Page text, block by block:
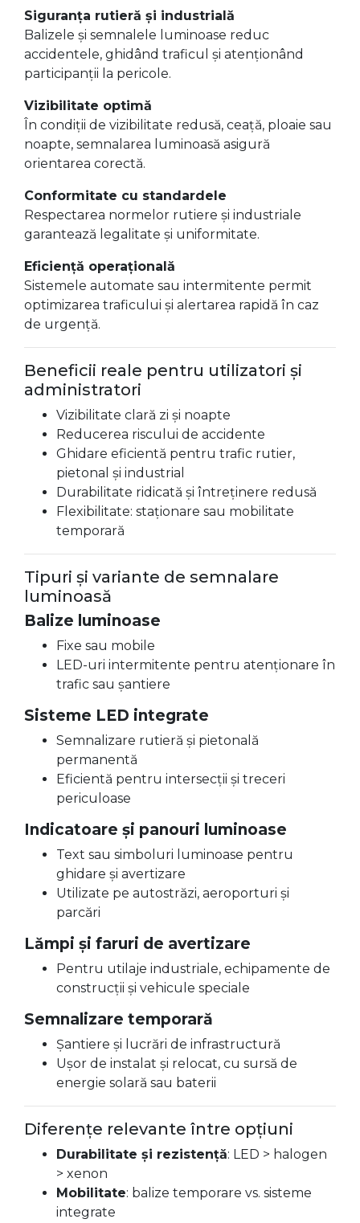
Siguranța rutieră și industrială
Balizele și semnalele luminoase reduc
accidentele, ghidând traficul și atenționând
participanții la pericole.
Vizibilitate optimă
În condiții de vizibilitate redusă, ceață, ploaie sau
noapte, semnalarea luminoasă asigură
orientarea corectă.
Conformitate cu standardele
Respectarea normelor rutiere și industriale
garantează legalitate și uniformitate.
Eficiență operațională
Sistemele automate sau intermitente permit
optimizarea traficului și alertarea rapidă în caz
de urgență.
Beneficii reale pentru utilizatori și
administratori
Vizibilitate clară zi și noapte
Reducerea riscului de accidente
Ghidare eficientă pentru trafic rutier,
pietonal și industrial
Durabilitate ridicată și întreținere redusă
Flexibilitate: staționare sau mobilitate
temporară
Tipuri și variante de semnalare
luminoasă
Balize luminoase
Fixe sau mobile
LED-uri intermitente pentru atenționare în
trafic sau șantiere
Sisteme LED integrate
Semnalizare rutieră și pietonală
permanentă
Eficientă pentru intersecții și treceri
periculoase
Indicatoare și panouri luminoase
Text sau simboluri luminoase pentru
ghidare și avertizare
Utilizate pe autostrăzi, aeroporturi și
parcări
Lămpi și faruri de avertizare
Pentru utilaje industriale, echipamente de
construcții și vehicule speciale
Semnalizare temporară
Șantiere și lucrări de infrastructură
Ușor de instalat și relocat, cu sursă de
energie solară sau baterii
Diferențe relevante între opțiuni
Durabilitate și rezistență: LED > halogen
> xenon
Mobilitate: balize temporare vs. sisteme
integrate